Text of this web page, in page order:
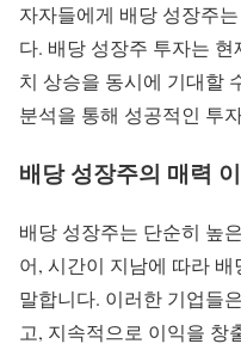
자자들에게 배당 성장주
다. 배당 성장주 투자는
치 상승을 동시에 기대할
분석을 통해 성공적인 투
배당 성장주의 매력
배당 성장주는 단순히 높
어, 시간이 지남에 따라
말합니다. 이러한 기업들
고, 지속적으로 이익을 창